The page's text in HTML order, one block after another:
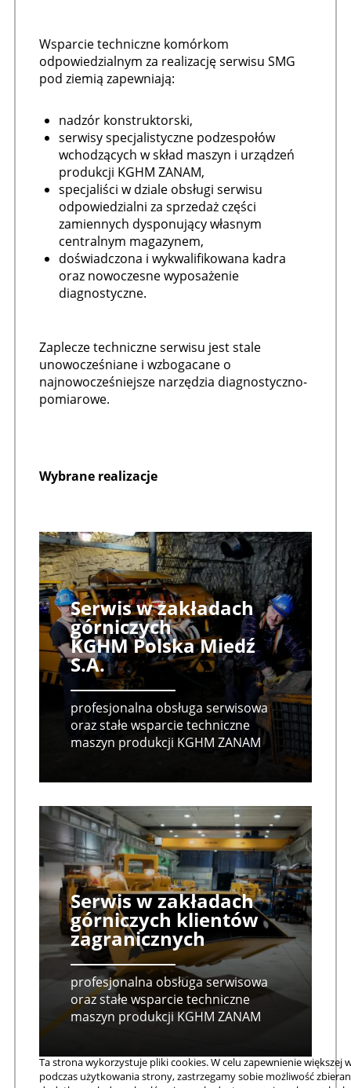
Wsparcie techniczne komórkom
odpowiedzialnym za realizację serwisu SMG
pod ziemią zapewniają:
nadzór konstruktorski,
serwisy specjalistyczne podzespołów
wchodzących w skład maszyn i urządzeń
produkcji KGHM ZANAM,
specjaliści w dziale obsługi serwisu
odpowiedzialni za sprzedaż części
zamiennych dysponujący własnym
centralnym magazynem,
doświadczona i wykwalifikowana kadra
oraz nowoczesne wyposażenie
diagnostyczne.
Zaplecze techniczne serwisu jest stale
unowocześniane i wzbogacane o
najnowocześniejsze narzędzia diagnostyczno-
pomiarowe.
Wybrane realizacje
Serwis w zakładach
górniczych
KGHM Polska Miedź
S.A.
profesjonalna obsługa serwisowa
oraz stałe wsparcie techniczne
maszyn produkcji KGHM ZANAM
Serwis w zakładach
górniczych klientów
zagranicznych
profesjonalna obsługa serwisowa
oraz stałe wsparcie techniczne
maszyn produkcji KGHM ZANAM
Ta strona wykorzystuje pliki cookies. W celu zapewnienie większej
podczas użytkowania strony, zastrzegamy sobie możliwość